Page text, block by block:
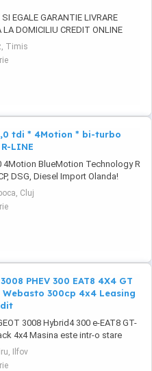
SI EGALE GARANTIE LIVRARE
LA DOMICILIU CREDIT ONLINE
VERIFICATE TEHNIC IMPORT
TM - parc auto, detinator al
Firma de Incredere si Premium
Timis
tdi * 4Motion * bi-turbo
LINE
4Motion BlueMotion Technology R
DSG, Diesel Import Olanda!
RO ! * Disponibil în rate prin credit
perioadă de 1-5 ani. * Țara de
An fabricație: 2018 Prima
Cluj
PHEV 300 EAT8 4X4 GT
Webasto 300cp 4x4 Leasing
3008 Hybrid4 300 e-EAT8 GT-
4x4 Masina este intr-o stare
cat si estetic! Carte service
certificat garantat Garantie un
Ilfov